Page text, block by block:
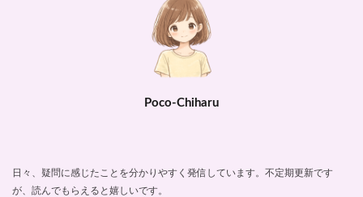
Poco-Chiharu
日々、疑問に感じたことを分かりやすく発信しています。不定期更新です
が、読んでもらえると嬉しいです。